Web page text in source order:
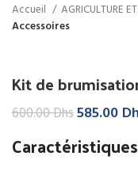
Accueil AGRICULTURE
Accessoires
Kit de
600.00DhsLe
initial
était :
585.00